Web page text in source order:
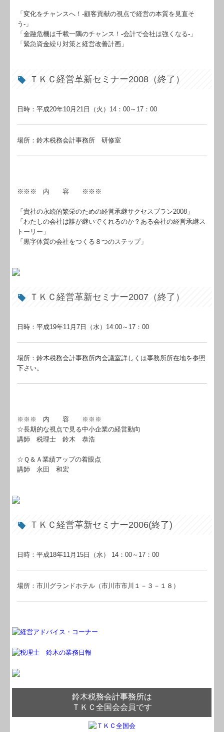
鈴木税務会計事務所は
ＴＫＣ全国会会員です
「変化をチャンスへ！-顧客貢献の視点で経営の本質を見直そ
う-」
「金融危機は千載一隅のチャンス！-会計で会社は強くなる-」
「緊急資金繰り対策と経営改善計画」
ＴＫＣ経営革新セミナー2008（終了）
日時：平成20年10月21日（火）14：00～17：00
場所：鈴木税務会計事務所 研修室
※※※ 内 容 ※※※
「貴社の永続的繁栄のための経営承継サクセスプラン2008」
「わたしの会社は誰が継いでくれるのか？ある会社の経営承継ス
トーリー」
「黒字体質の会社をつくる８つのステップ」
ＴＫＣ経営革新セミナー2007（終了）
日時：平成19年11月7日（水）14:00～17：00
場所：鈴木税務会計事務所内会議室詳しくは事務所所在地を参照
下さい。
※※※ 内 容 ※※※
☆長期的な視点で見る中小企業の経営動向
講師 税理士 鈴木 恭浩
☆Ｑ＆Ａ業績アップの着眼点
講師 永田 和宏
ＴＫＣ経営革新セミナー2006(終了)
日時：平成18年11月15日（水） 14：00～17：00
場所：市川グランドホテル（市川市市川１－３－１８）